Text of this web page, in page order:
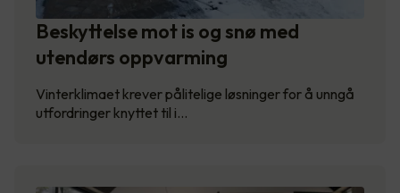
Beskyttelse mot is og snø med
utendørs oppvarming
Vinterklimaet krever pålitelige løsninger for å unngå
utfordringer knyttet til i…